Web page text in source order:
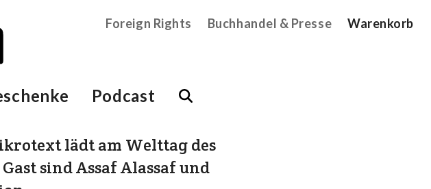
Foreign Rights Buchhandel & Presse Warenkorb
Podcast
lädt am Welttag des
sind Assaf Alassaf und